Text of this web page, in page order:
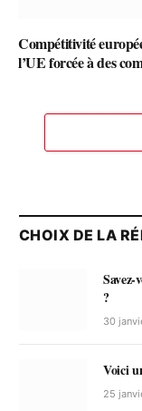
Compétitivité
l’UE forcée à des
CHOIX DE LA
Savez-
?
30
Voici
25